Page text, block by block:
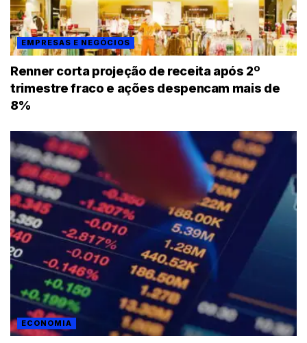
EMPRESAS E NEGÓCIOS
Renner corta projeção de receita após 2º
trimestre fraco e ações despencam mais de
8%
ECONOMIA